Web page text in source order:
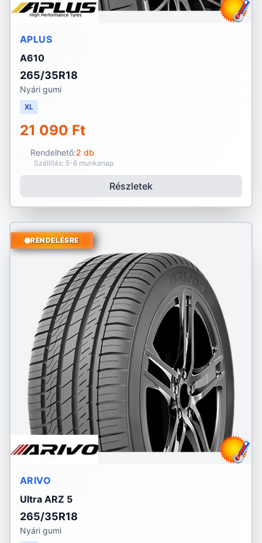
APLUS
A610
265/35R18
Nyári gumi
XL
21 090 Ft
Rendelhető:2 db
Szállítás: 5-6 munkanap
Részletek
RENDELÉSRE
ARIVO
Ultra ARZ 5
265/35R18
Nyári gumi